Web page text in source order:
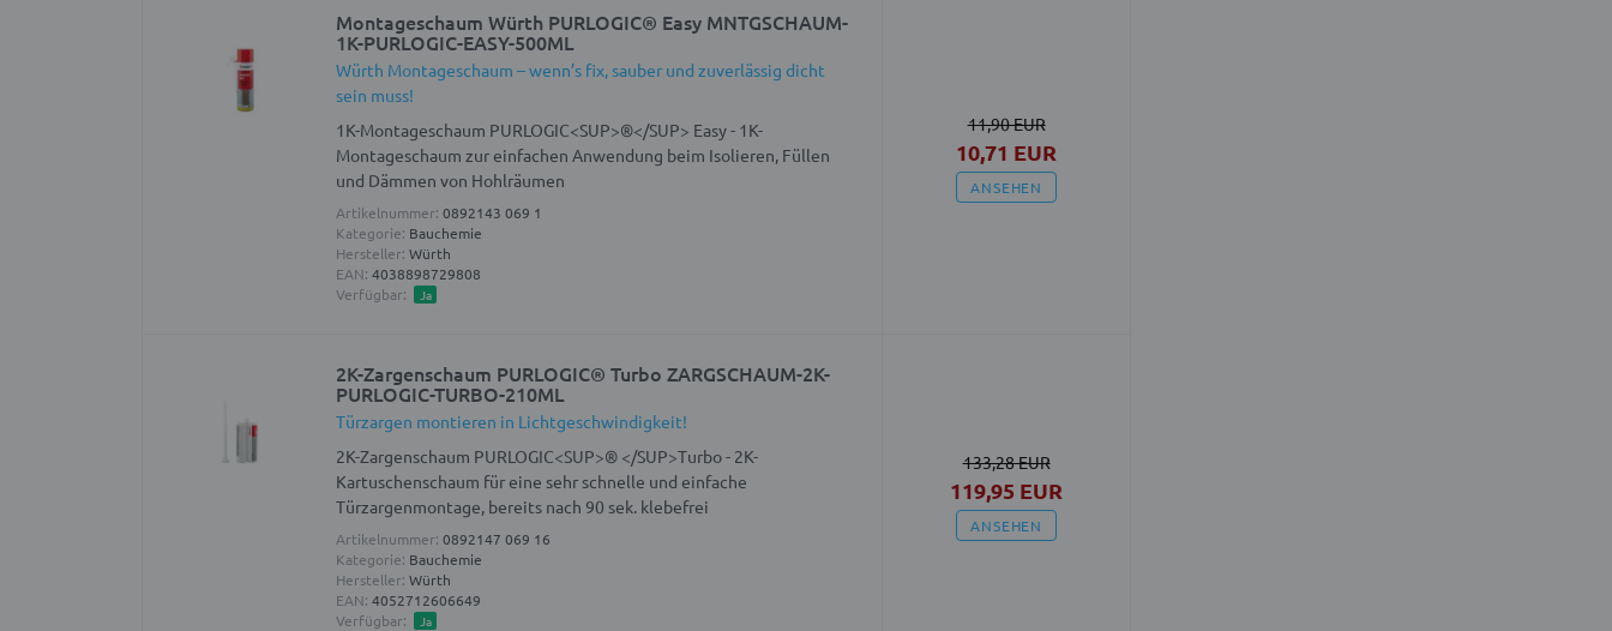
Montageschaum Würth PURLOGIC® Easy MNTGSCHAUM-
1K-PURLOGIC-EASY-500ML
Würth Montageschaum – wenn’s fix, sauber und zuverlässig dicht
sein muss!
1K-Montageschaum PURLOGIC<SUP>®</SUP> Easy - 1K-
Montageschaum zur einfachen Anwendung beim Isolieren, Füllen
und Dämmen von Hohlräumen
Artikelnummer: 0892143 069 1
Kategorie: Bauchemie
Hersteller: Würth
EAN: 4038898729808
Verfügbar:
Ja
11,90 EUR
10,71 EUR
ANSEHEN
2K-Zargenschaum PURLOGIC® Turbo ZARGSCHAUM-2K-
PURLOGIC-TURBO-210ML
Türzargen montieren in Lichtgeschwindigkeit!
2K-Zargenschaum PURLOGIC<SUP>® </SUP>Turbo - 2K-
Kartuschenschaum für eine sehr schnelle und einfache
Türzargenmontage, bereits nach 90 sek. klebefrei
Artikelnummer: 0892147 069 16
Kategorie: Bauchemie
Hersteller: Würth
EAN: 4052712606649
Verfügbar:
Ja
133,28 EUR
119,95 EUR
ANSEHEN